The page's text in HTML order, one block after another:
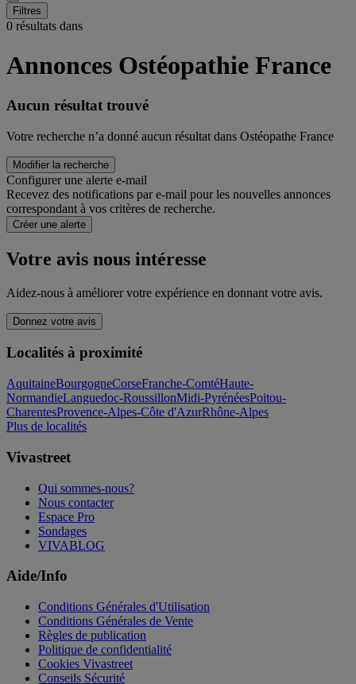
Filtres
0 résultats dans
Annonces Ostéopathie France
Aucun résultat trouvé
Votre recherche n’a donné aucun résultat dans Ostéopathe France
Modifier la recherche
Configurer une alerte e-mail
Recevez des notifications par e-mail pour les nouvelles annonces
correspondant à vos critères de recherche.
Créer une alerte
Votre avis nous intéresse
Aidez-nous à améliorer votre expérience en donnant votre avis.
Donnez votre avis
Localités à proximité
AquitaineBourgogneCorseFranche-ComtéHaute-
NormandieLanguedoc-RoussillonMidi-PyrénéesPoitou-
CharentesProvence-Alpes-Côte d'AzurRhône-Alpes
Plus de localités
Vivastreet
Qui sommes-nous?
Nous contacter
Espace Pro
Sondages
VIVABLOG
Aide/Info
Conditions Générales d'Utilisation
Conditions Générales de Vente
Règles de publication
Politique de confidentialité
Cookies Vivastreet
Conseils Sécurité